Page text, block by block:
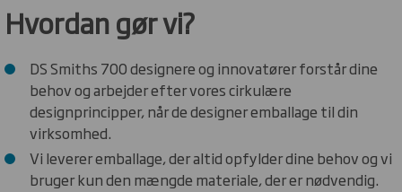
Hvordan gør vi?
DS Smiths 700 designere og innovatører forstår dine
behov og arbejder efter vores cirkulære
designprincipper, når de designer emballage til din
virksomhed.
Vi leverer emballage, der altid opfylder dine behov og vi
bruger kun den mængde materiale, der er nødvendig.